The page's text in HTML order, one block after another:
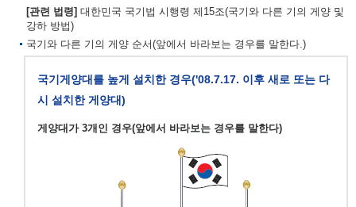
[관련 법령] 대한민국 국기법 시행령 제15조(국기와 다른 기의 게양 및
강하 방법)
국기와 다른 기의 게양 순서(앞에서 바라보는 경우를 말한다.)
국기게양대를 높게 설치한 경우('08.7.17. 이후 새로 또는 다
시 설치한 게양대)
게양대가 3개인 경우(앞에서 바라보는 경우를 말한다)